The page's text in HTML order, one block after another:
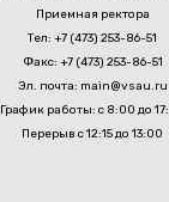
Приемная ректора
Тел: +7 (473) 253-86-51
Факс: +7 (473) 253-86-51
Эл. почта: main@vsau.ru
График работы: с 8:00 до
Перерыв с 12:15 до 13:00